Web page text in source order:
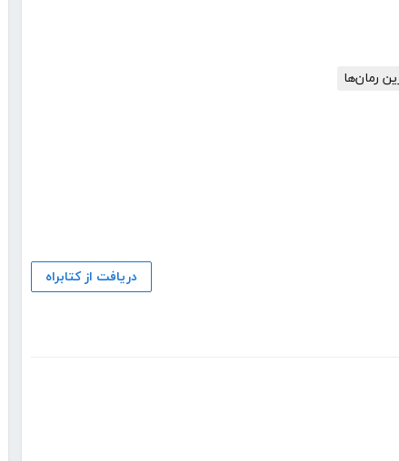
رمان‌ها
دریافت از کتابراه